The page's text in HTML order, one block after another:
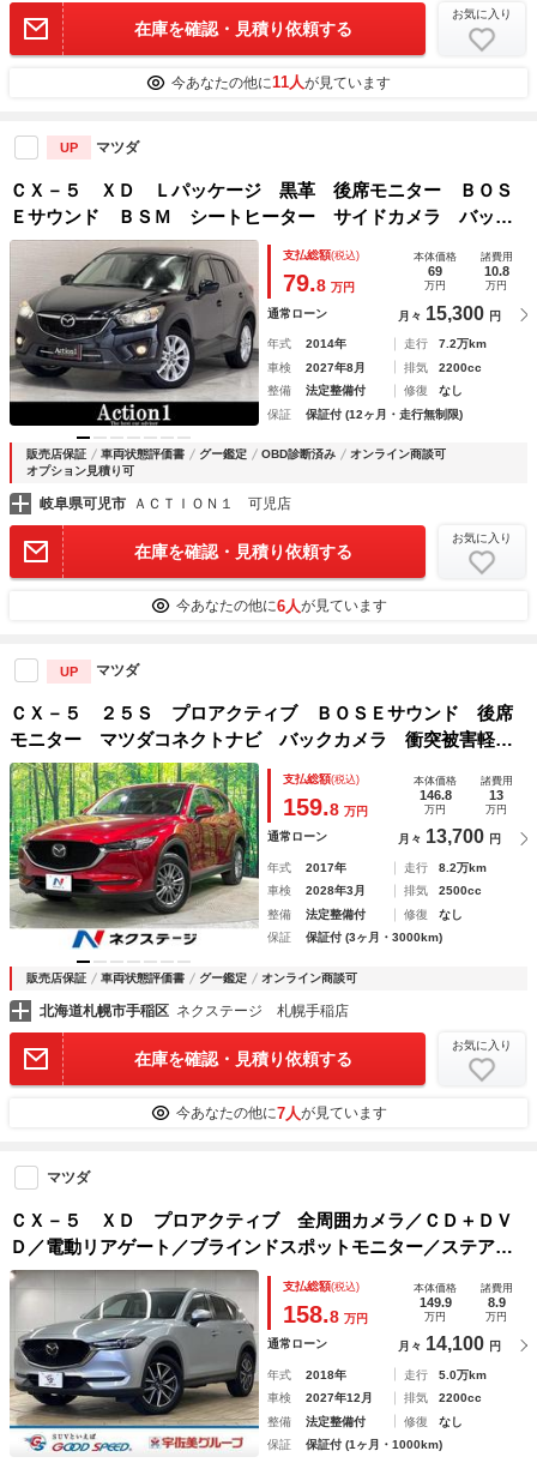
在庫を確認・見積り依頼する
お気に入り
今あなたの他に11人が見ています
UP マツダ
ＣＸ－５ ＸＤ Ｌパッケージ 黒革 後席モニター ＢＯＳ
Ｅサウンド ＢＳＭ シートヒーター サイドカメラ バック
カメラ クルーズコントロール パワーシート オートヘッド
ライト 純正１９インチＡＷ ｉ－ｓｔｏｐ プッシュスター
ト
支払総額(税込)
79.8 万円
本体価格
69
万円
諸費用
10.8
万円
通常ローン 月々 15,300 円
年式 2014年 走行
7.2万km
車検
2027年8月 排気
2200cc
整備
法定整備付 修復
なし
保証
保証付 (12ヶ月・走行無制限)
販売店保証 車両状態評価書 グー鑑定 OBD診断済み
オンライン商談可
オプション見積り可
岐阜県可児市 ＡＣＴＩＯＮ１ 可児店
在庫を確認・見積り依頼する
お気に入り
今あなたの他に6人が見ています
UP マツダ
ＣＸ－５ ２５Ｓ プロアクティブ ＢＯＳＥサウンド 後席
モニター マツダコネクトナビ バックカメラ 衝突被害軽
減 レーダークルーズ ブラインドスポット 車線逸脱警報
ステアリングヒーター メモリー付パワーシート シートヒー
ター
支払総額(税込)
159.8 万円
本体価格
146.8
万円
諸費用
13
万円
通常ローン 月々 13,700 円
年式 2017年 走行
8.2万km
車検
2028年3月 排気
2500cc
整備
法定整備付 修復
なし
保証
保証付 (3ヶ月・3000km)
販売店保証 車両状態評価書 グー鑑定 オンライン商談可
北海道札幌市手稲区 ネクステージ 札幌手稲店
在庫を確認・見積り依頼する
お気に入り
今あなたの他に7人が見ています
マツダ
ＣＸ－５ ＸＤ プロアクティブ 全周囲カメラ／ＣＤ＋ＤＶ
Ｄ／電動リアゲート／ブラインドスポットモニター／ステアリ
ングヒーター／シートヒーター／レーンキープアシスト／レー
ダークルーズコントロール／クリアランスソナー／シートメモ
リー
支払総額(税込)
158.8 万円
本体価格
149.9
万円
諸費用
8.9
万円
通常ローン 月々 14,100 円
年式 2018年 走行
5.0万km
車検
2027年12月 排気
2200cc
整備
法定整備付 修復
なし
保証
保証付 (1ヶ月・1000km)